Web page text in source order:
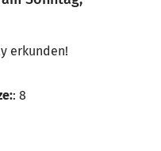
erkunden!
: 8